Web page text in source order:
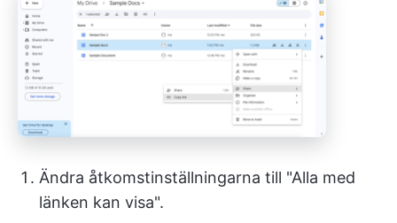
Ändra åtkomstinställningarna till "Alla med
länken kan visa".